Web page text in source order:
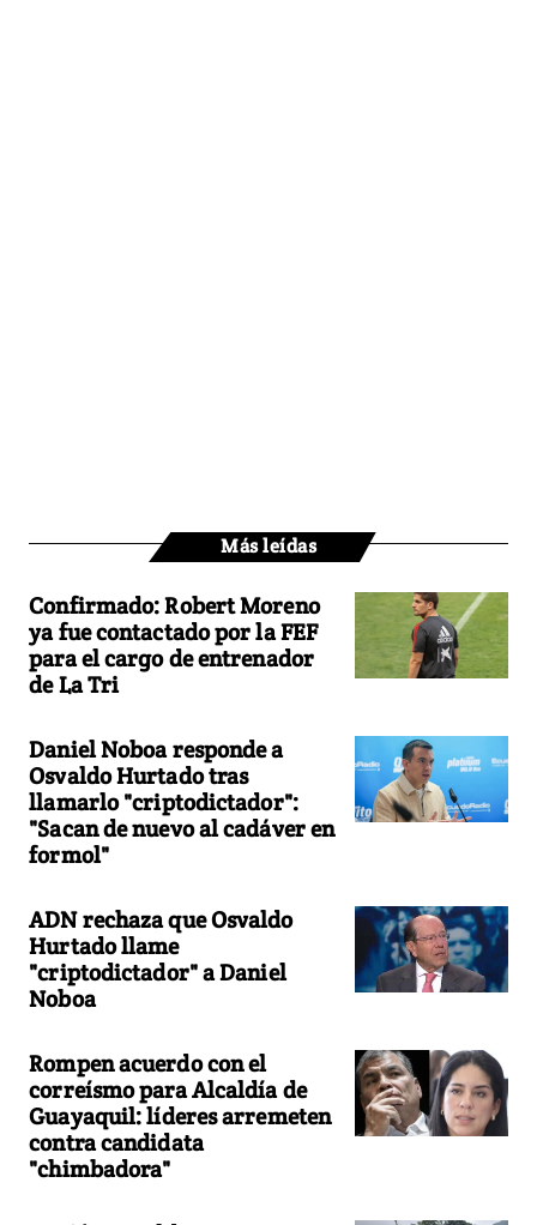
Más leídas
Confirmado: Robert Moreno
ya fue contactado por la FEF
para el cargo de entrenador
de La Tri
Daniel Noboa responde a
Osvaldo Hurtado tras
llamarlo "criptodictador":
"Sacan de nuevo al cadáver en
formol"
ADN rechaza que Osvaldo
Hurtado llame
"criptodictador" a Daniel
Noboa
Rompen acuerdo con el
correísmo para Alcaldía de
Guayaquil: líderes arremeten
contra candidata
"chimbadora"